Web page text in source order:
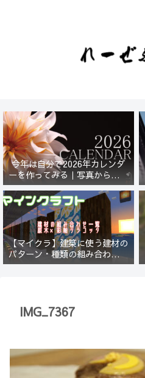
今年は自分で2026年カレンダ
ーを作ってみる｜写真から始ま
る小さなプロジェクト【一灯
花】
【マイクラ】建築に使う建材の
パターン・種類の組み合わせ一
覧！原木×彩釉テラコッタ編
IMG_7367